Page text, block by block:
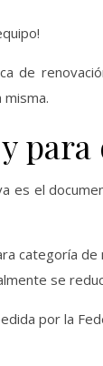
de
es el
categoría
se
por la